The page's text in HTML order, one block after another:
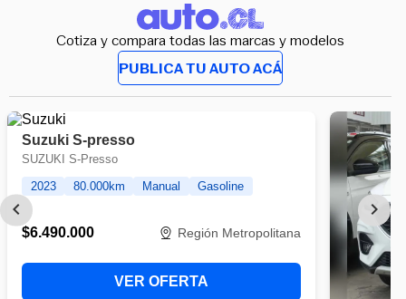
Cotiza y compara todas las marcas y modelos
PUBLICA TU AUTO ACÁ